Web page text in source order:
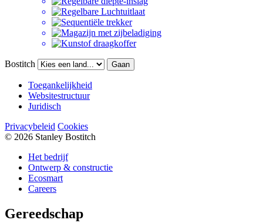
Bostitch Gaan
Toegankelijkheid
Websitestructuur
Juridisch
Privacybeleid Cookies
© 2026 Stanley Bostitch
Het bedrijf
Ontwerp & constructie
Ecosmart
Careers
Gereedschap